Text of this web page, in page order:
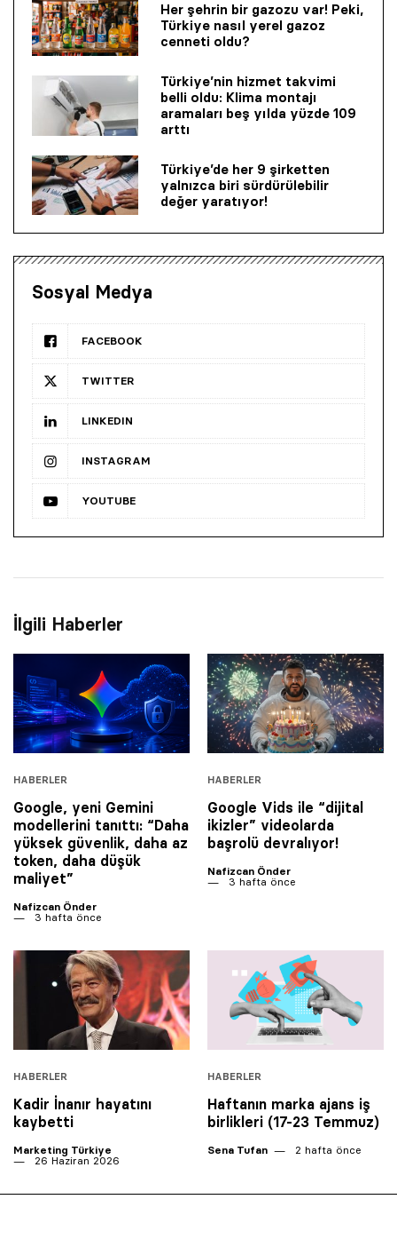
Her şehrin bir gazozu var! Peki,
Türkiye nasıl yerel gazoz
cenneti oldu?
Türkiye’nin hizmet takvimi
belli oldu: Klima montajı
aramaları beş yılda yüzde 109
arttı
Türkiye’de her 9 şirketten
yalnızca biri sürdürülebilir
değer yaratıyor!
Sosyal Medya
FACEBOOK
TWITTER
LINKEDIN
INSTAGRAM
YOUTUBE
İlgili Haberler
HABERLER
Google, yeni Gemini
modellerini tanıttı: “Daha
yüksek güvenlik, daha az
token, daha düşük
maliyet”
Nafizcan Önder
3 hafta önce
HABERLER
Google Vids ile “dijital
ikizler” videolarda
başrolü devralıyor!
Nafizcan Önder
3 hafta önce
HABERLER
Kadir İnanır hayatını
kaybetti
Marketing Türkiye
26 Haziran 2026
HABERLER
Haftanın marka ajans iş
birlikleri (17-23 Temmuz)
Sena Tufan 2 hafta önce